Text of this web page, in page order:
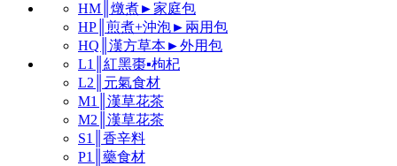
HM║燉煮►家庭包
HP║煎煮+沖泡►兩用包
HQ║漢方草本►外用包
L1║紅黑棗▪枸杞
L2║元氣食材
M1║漢草花茶
M2║漢草花茶
S1║香辛料
P1║藥食材